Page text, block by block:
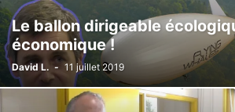
Le ballon dirigeable
économique !
David L. - 11 juillet 2019